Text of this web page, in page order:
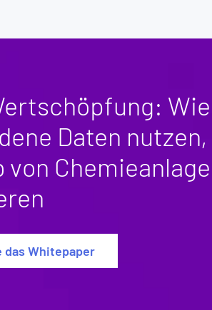
Daten
von
das Whitepaper